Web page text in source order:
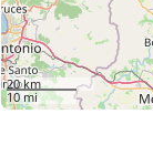
20 km
10 mi